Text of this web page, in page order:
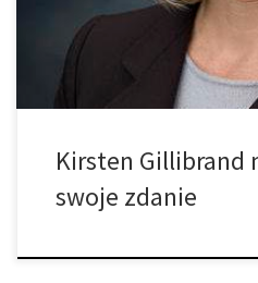
prawnik i polityk została zapytana
marihuany, a […]
Kirsten Gillibrand
swoje zdanie